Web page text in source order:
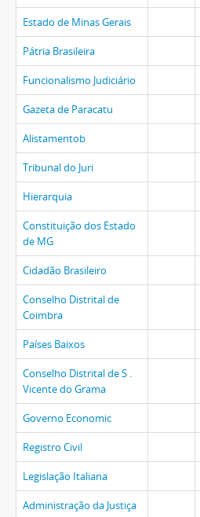
Estado de Minas Gerais
Pátria Brasileira
Funcionalismo Judiciário
Gazeta de Paracatu
Alistamentob
Tribunal do Juri
Hierarquia
Constituição dos Estado
de MG
Cidadão Brasileiro
Conselho Distrital de
Coimbra
Países Baixos
Conselho Distrital de S .
Vicente do Grama
Governo Economic
Registro Civil
Legislação Italiana
Administração da Justiça